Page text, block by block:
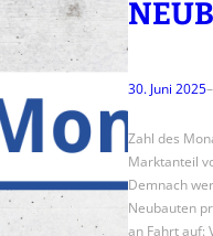
30. Juni 2025–
Zahl des
Marktanteil
Demnach
Neubauten
an Fahrt auf: